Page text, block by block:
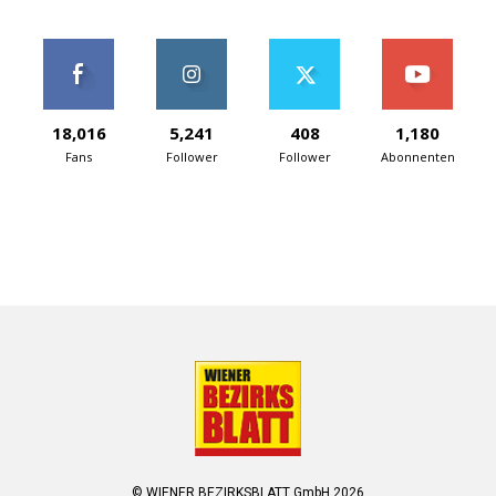
18,016
Fans
5,241
Follower
408
Follower
1,180
Abonnenten